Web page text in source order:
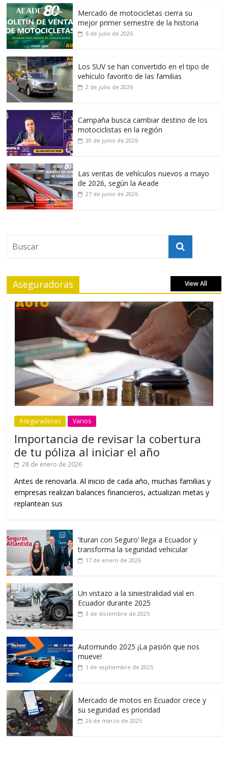
Mercado de motocicletas cierra su
mejor primer semestre de la historia
6 de julio de 2026
Los SUV se han convertido en el tipo de
vehículo favorito de las familias
2 de julio de 2026
Campaña busca cambiar destino de los
motociclistas en la región
30 de junio de 2026
Las ventas de vehículos nuevos a mayo
de 2026, según la Aeade
27 de junio de 2026
Aseguradoras View All
Aseguradoras Varios
Importancia de revisar la cobertura
de tu póliza al iniciar el año
28 de enero de 2026
Antes de renovarla. Al inicio de cada año, muchas familias y
empresas realizan balances financieros, actualizan metas y
replantean sus
‘Ituran con Seguro’ llega a Ecuador y
transforma la seguridad vehicular
17 de enero de 2026
Un vistazo a la siniestralidad vial en
Ecuador durante 2025
3 de diciembre de 2025
Automundo 2025 ¡La pasión que nos
mueve!
1 de septiembre de 2025
Mercado de motos en Ecuador crece y
su seguridad es prioridad
26 de marzo de 2025